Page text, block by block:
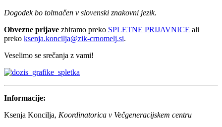
Dogodek bo tolmačen v slovenski znakovni jezik.
Obvezne prijave zbiramo preko SPLETNE PRIJAVNICE ali
preko ksenja.koncilja@zik-crnomelj.si.
Veselimo se srečanja z vami!
Informacije:
Ksenja Koncilja, Koordinatorica v Večgeneracijskem centru